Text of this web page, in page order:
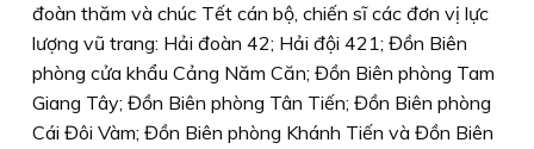
đoàn thăm và chúc Tết cán bộ, chiến sĩ các đơn vị lực
lượng vũ trang: Hải đoàn 42; Hải đội 421; Đồn Biên
phòng cửa khẩu Cảng Năm Căn; Đồn Biên phòng Tam
Giang Tây; Đồn Biên phòng Tân Tiến; Đồn Biên phòng
Cái Đôi Vàm; Đồn Biên phòng Khánh Tiến và Đồn Biên